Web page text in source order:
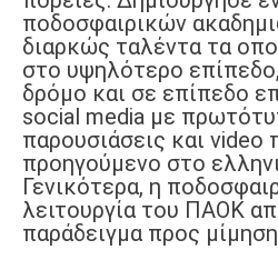
ποδοσφαιρικών
διαρκώς ταλέντα τα
στο υψηλότερο
δρόμο και σε επίπεδο
social media με
παρουσιάσεις και video
προηγούμενο στο
Γενικότερα, η
λειτουργία του ΠΑΟΚ
παράδειγμα προς